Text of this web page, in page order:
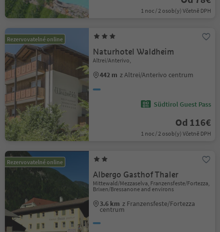
1 noc / 2 osob(y) Včetně DPH
Rezervovatelné online
Naturhotel Waldheim
Altrei/Anterivo,
442 m z Altrei/Anterivo centrum
Südtirol Guest Pass
Od 116€
1 noc / 2 osob(y) Včetně DPH
Rezervovatelné online
Albergo Gasthof Thaler
Mittewald/Mezzaselva, Franzensfeste/Fortezza,
Brixen/Bressanone and environs
3.6 km z Franzensfeste/Fortezza
centrum